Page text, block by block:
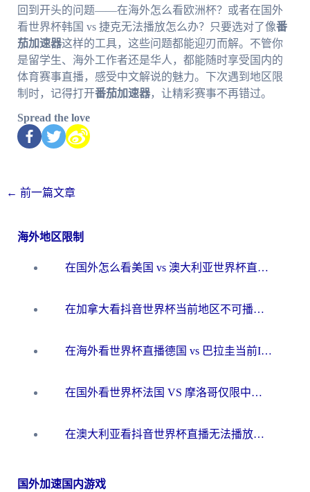
回到开头的问题——在海外怎么看欧洲杯？或者在国外
看世界杯韩国 vs 捷克无法播放怎么办？只要选对了像番
茄加速器这样的工具，这些问题都能迎刃而解。不管你
是留学生、海外工作者还是华人，都能随时享受国内的
体育赛事直播，感受中文解说的魅力。下次遇到地区限
制时，记得打开番茄加速器，让精彩赛事不再错过。
Spread the love
← 前一篇文章
海外地区限制
在国外怎么看美国 vs 澳大利亚世界杯直播？海外党必藏的中文解说观赛指南
在加拿大看抖音世界杯当前地区不可播放？海外党体育观赛终极指南
在海外看世界杯直播德国 vs 巴拉圭当前IP受限制？这篇指南帮你轻松解决地区限制
在国外看世界杯法国 VS 摩洛哥仅限中国大陆？别让地域限制拦下你的欢呼
在澳大利亚看抖音世界杯直播无法播放？海外党体育观赛终极指南来了！
国外加速国内游戏